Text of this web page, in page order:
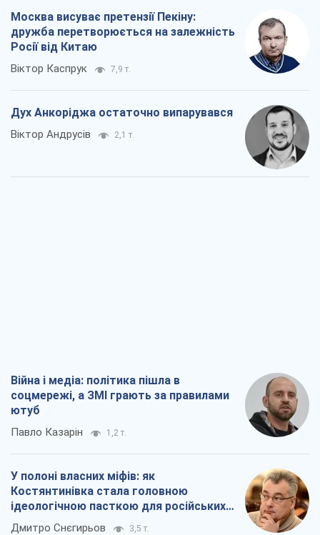
Москва висуває претензії Пекіну:
дружба перетворюється на залежність
Росії від Китаю
Віктор Каспрук 7,9 т.
Дух Анкоріджа остаточно випарувався
Віктор Андрусів 2,1 т.
Війна і медіа: політика пішла в
соцмережі, а ЗМІ грають за правилами
ютуб
Павло Казарін 1,2 т.
У полоні власних міфів: як
Костянтинівка стала головною
ідеологічною пасткою для російських
окупантів
Дмитро Снєгирьов 3,5 т.